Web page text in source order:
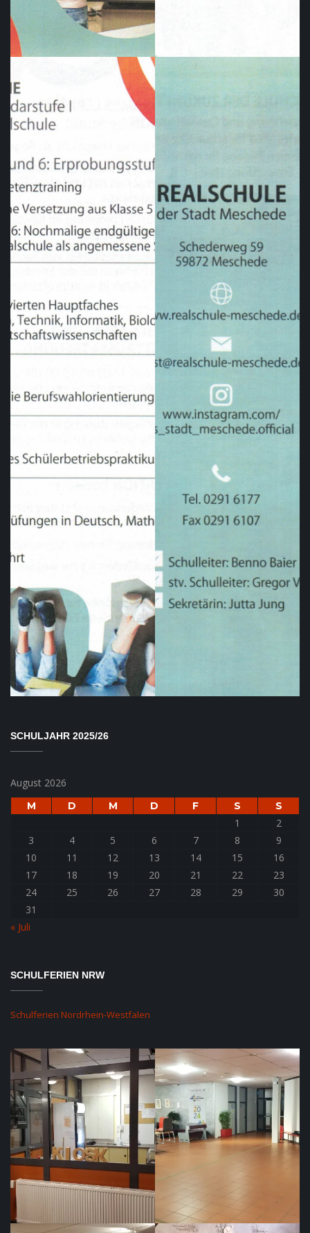
SCHULJAHR 2025/26
August 2026
M D M D F S S
1
2
3
4 5 6 7 8
9
10
11 12 13 14 15
16
17
18 19 20 21 22
23
24
25 26 27 28 29
30
31
« Juli
SCHULFERIEN NRW
Schulferien Nordrhein-Westfalen